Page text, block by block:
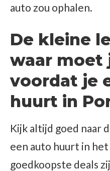
auto zou ophalen.
De kleine
waar moet
voordat je
huurt in
Kijk altijd goed naar
een auto huurt in
goedkoopste deals